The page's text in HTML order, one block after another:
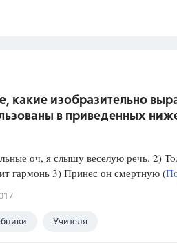
какие изобразительно
в приведенных
оч, я слышу веселую речь. 2)
гармонь 3) Принес он смертную (
Учителя